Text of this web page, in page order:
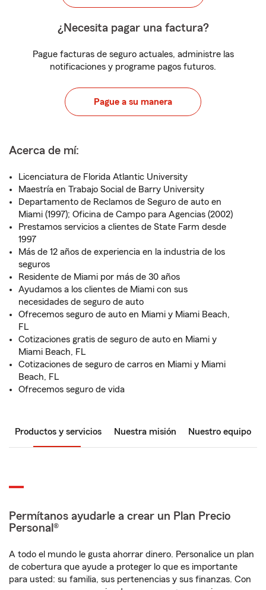
¿Necesita pagar una factura?
Pague facturas de seguro actuales, administre las
notificaciones y programe pagos futuros.
Pague a su manera
Acerca de mí:
Licenciatura de Florida Atlantic University
Maestría en Trabajo Social de Barry University
Departamento de Reclamos de Seguro de auto en
Miami (1997); Oficina de Campo para Agencias (2002)
Prestamos servicios a clientes de State Farm desde
1997
Más de 12 años de experiencia en la industria de los
seguros
Residente de Miami por más de 30 años
Ayudamos a los clientes de Miami con sus
necesidades de seguro de auto
Ofrecemos seguro de auto en Miami y Miami Beach,
FL
Cotizaciones gratis de seguro de auto en Miami y
Miami Beach, FL
Cotizaciones de seguro de carros en Miami y Miami
Beach, FL
Ofrecemos seguro de vida
Productos y servicios Nuestra misión Nuestro equipo
Permítanos ayudarle a crear un Plan Precio
Personal®
A todo el mundo le gusta ahorrar dinero. Personalice un plan
de cobertura que ayude a proteger lo que es importante
para usted: su familia, sus pertenencias y sus finanzas. Con